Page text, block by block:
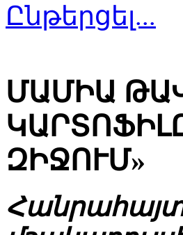
Ընթերցել...
ՄԱՄԻԱ
ԶԻՋՈՒՄ»